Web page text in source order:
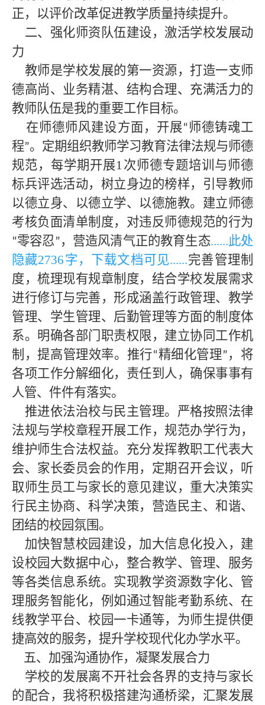
正，以评价改革促进教学质量持续提升。
二、强化师资队伍建设，激活学校发展动
力
教师是学校发展的第一资源，打造一支师
德高尚、业务精湛、结构合理、充满活力的
教师队伍是我的重要工作目标。
在师德师风建设方面，开展“师德铸魂工
程”。定期组织教师学习教育法律法规与师德
规范，每学期开展1次师德专题培训与师德
标兵评选活动，树立身边的榜样，引导教师
以德立身、以德立学、以德施教。建立师德
考核负面清单制度，对违反师德规范的行为
“零容忍”，营造风清气正的教育生态......此处
隐藏2736字，下载文档可见......完善管理制
度，梳理现有规章制度，结合学校发展需求
进行修订与完善，形成涵盖行政管理、教学
管理、学生管理、后勤管理等方面的制度体
系。明确各部门职责权限，建立协同工作机
制，提高管理效率。推行“精细化管理”，将
各项工作分解细化，责任到人，确保事事有
人管、件件有落实。
推进依法治校与民主管理。严格按照法律
法规与学校章程开展工作，规范办学行为，
维护师生合法权益。充分发挥教职工代表大
会、家长委员会的作用，定期召开会议，听
取师生员工与家长的意见建议，重大决策实
行民主协商、科学决策，营造民主、和谐、
团结的校园氛围。
加快智慧校园建设，加大信息化投入，建
设校园大数据中心，整合教学、管理、服务
等各类信息系统。实现教学资源数字化、管
理服务智能化，例如通过智能考勤系统、在
线教学平台、校园一卡通等，为师生提供便
捷高效的服务，提升学校现代化办学水平。
五、加强沟通协作，凝聚发展合力
学校的发展离不开社会各界的支持与家长
的配合，我将积极搭建沟通桥梁，汇聚发展